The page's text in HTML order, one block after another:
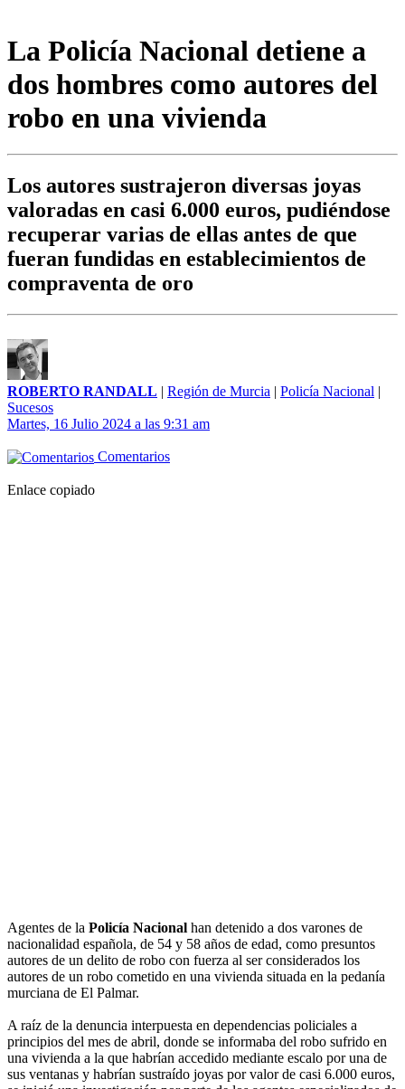
La Policía Nacional detiene a
dos hombres como autores del
robo en una vivienda
Los autores sustrajeron diversas joyas
valoradas en casi 6.000 euros, pudiéndose
recuperar varias de ellas antes de que
fueran fundidas en establecimientos de
compraventa de oro
ROBERTO RANDALL | Región de Murcia | Policía Nacional |
Sucesos
Martes, 16 Julio 2024 a las 9:31 am
Comentarios
Enlace copiado
Agentes de la Policía Nacional han detenido a dos varones de
nacionalidad española, de 54 y 58 años de edad, como presuntos
autores de un delito de robo con fuerza al ser considerados los
autores de un robo cometido en una vivienda situada en la pedanía
murciana de El Palmar.
A raíz de la denuncia interpuesta en dependencias policiales a
principios del mes de abril, donde se informaba del robo sufrido en
una vivienda a la que habrían accedido mediante escalo por una de
sus ventanas y habrían sustraído joyas por valor de casi 6.000 euros,